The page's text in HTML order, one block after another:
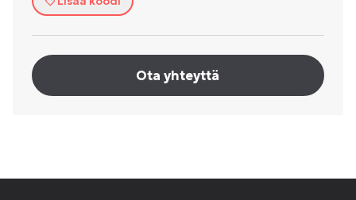
Ota yhteyttä